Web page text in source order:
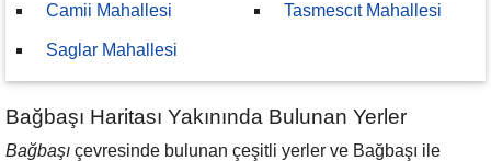
Camii Mahallesi
Saglar Mahallesi
Tasmescıt Mahallesi
Bağbaşı Haritası Yakınında Bulunan Yerler
Bağbaşı çevresinde bulunan çeşitli yerler ve Bağbaşı ile